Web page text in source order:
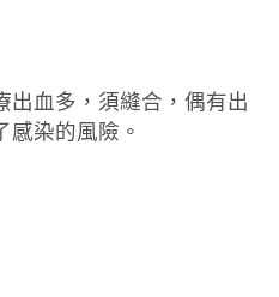
出血多，須縫合，偶有出
染的風險。